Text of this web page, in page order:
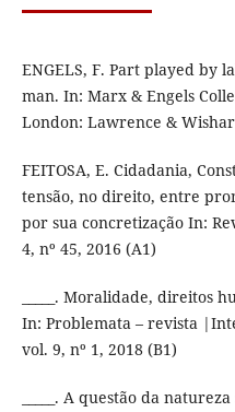
ENGELS, F. Part played by
man. In: Marx & Engels
London: Lawrence &
FEITOSA, E. Cidadania,
tensão, no direito, entre
por sua concretização In:
4, nº 45, 2016 (A1)
_____. Moralidade, direitos
In: Problemata – revista
vol. 9, nº 1, 2018 (B1)
_____. A questão da